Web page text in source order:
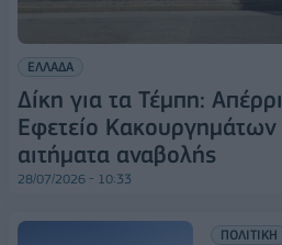
ΕΛΛΑΔΑ
Δίκη για τα Τέμπη:
Εφετείο Κακουργημάτων
αιτήματα αναβολής
28/07/2026 - 10:33
ΠΟΛΙΤΙΚΗ